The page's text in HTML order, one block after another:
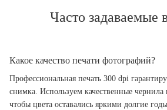
Часто задаваемые
Какое качество печати фотографий?
Профессиональная печать 300 dpi
снимка. Используем качественные
чтобы цвета оставались яркими долгие